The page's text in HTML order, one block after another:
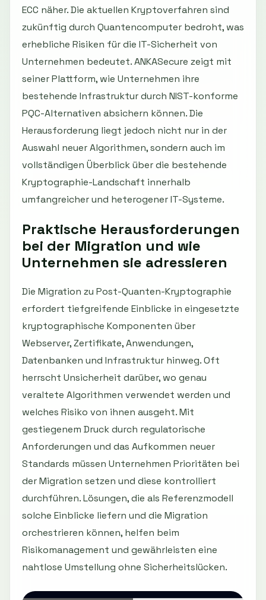
ECC näher. Die aktuellen Kryptoverfahren sind
zukünftig durch Quantencomputer bedroht, was
erhebliche Risiken für die IT-Sicherheit von
Unternehmen bedeutet. ANKASecure zeigt mit
seiner Plattform, wie Unternehmen ihre
bestehende Infrastruktur durch NIST-konforme
PQC-Alternativen absichern können. Die
Herausforderung liegt jedoch nicht nur in der
Auswahl neuer Algorithmen, sondern auch im
vollständigen Überblick über die bestehende
Kryptographie-Landschaft innerhalb
umfangreicher und heterogener IT-Systeme.
Praktische Herausforderungen
bei der Migration und wie
Unternehmen sie adressieren
Die Migration zu Post-Quanten-Kryptographie
erfordert tiefgreifende Einblicke in eingesetzte
kryptographische Komponenten über
Webserver, Zertifikate, Anwendungen,
Datenbanken und Infrastruktur hinweg. Oft
herrscht Unsicherheit darüber, wo genau
veraltete Algorithmen verwendet werden und
welches Risiko von ihnen ausgeht. Mit
gestiegenem Druck durch regulatorische
Anforderungen und das Aufkommen neuer
Standards müssen Unternehmen Prioritäten bei
der Migration setzen und diese kontrolliert
durchführen. Lösungen, die als Referenzmodell
solche Einblicke liefern und die Migration
orchestrieren können, helfen beim
Risikomanagement und gewährleisten eine
nahtlose Umstellung ohne Sicherheitslücken.